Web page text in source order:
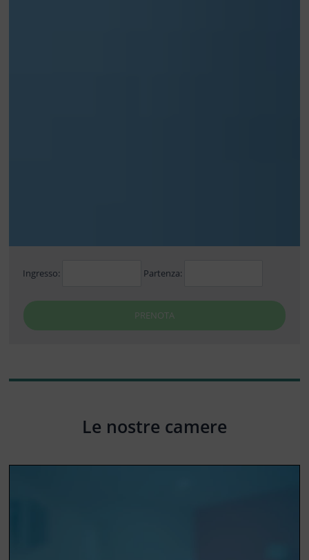
Ingresso: Partenza:
PRENOTA
Le nostre camere